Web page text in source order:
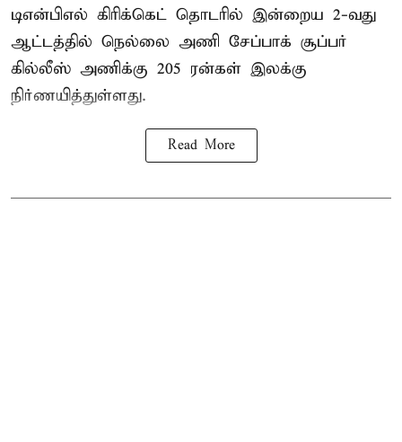
டிஎன்பிஎல் கிரிக்கெட் தொடரில் இன்றைய 2-வது
ஆட்டத்தில் நெல்லை அணி சேப்பாக் சூப்பர்
கில்லீஸ் அணிக்கு 205 ரன்கள் இலக்கு
நிர்ணயித்துள்ளது.
Read More